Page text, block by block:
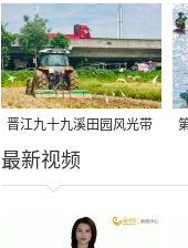
亮夏夜
晋江九十九溪田园风光带
千亩早稻迎来成熟收割季
最新视频